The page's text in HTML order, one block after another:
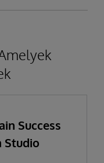
Success
Studio